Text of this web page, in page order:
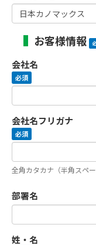
お客様情報
会社名
必須
会社名フリガナ
必須
全角カタカナ（半角スペ
部署名
姓・名